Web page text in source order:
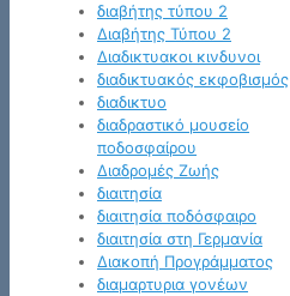
διαβήτης τύπου 2
Διαβήτης Τύπου 2
Διαδικτυακοι κινδυνοι
διαδικτυακός εκφοβισμός
διαδικτυο
διαδραστικό μουσείο
ποδοσφαίρου
Διαδρομές Ζωής
διαιτησία
διαιτησία ποδόσφαιρο
διαιτησία στη Γερμανία
Διακοπή Προγράμματος
διαμαρτυρια γονέων